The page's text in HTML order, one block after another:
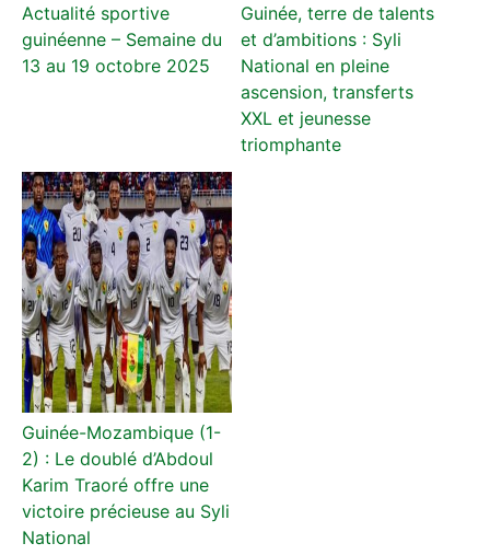
Actualité sportive
guinéenne – Semaine du
13 au 19 octobre 2025
Guinée, terre de talents
et d’ambitions : Syli
National en pleine
ascension, transferts
XXL et jeunesse
triomphante
Guinée-Mozambique (1-
2) : Le doublé d’Abdoul
Karim Traoré offre une
victoire précieuse au Syli
National